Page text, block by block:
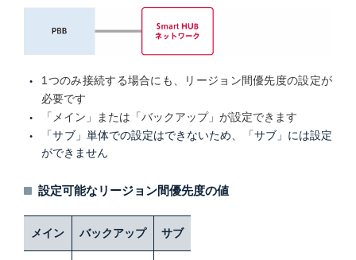
1つのみ接続する場合にも、リージョン間優先度の設定が
必要です
「メイン」または「バックアップ」が設定できます
「サブ」単体での設定はできないため、「サブ」には設定
ができません
設定可能なリージョン間優先度の値
メイン バックアップ サブ